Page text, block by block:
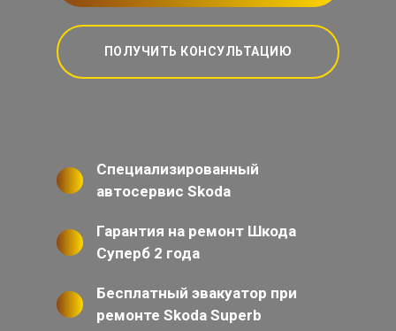
ПОЛУЧИТЬ КОНСУЛЬТАЦИЮ
Специализированный
автосервис Skoda
Гарантия на ремонт Шкода
Суперб 2 года
Бесплатный эвакуатор при
ремонте Skoda Superb